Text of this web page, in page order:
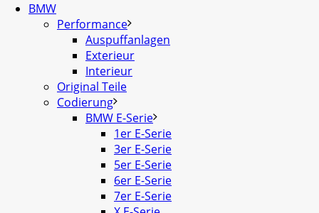
BMW
Performance
Auspuffanlagen
Exterieur
Interieur
Original Teile
Codierung
BMW E-Serie
1er E-Serie
3er E-Serie
5er E-Serie
6er E-Serie
7er E-Serie